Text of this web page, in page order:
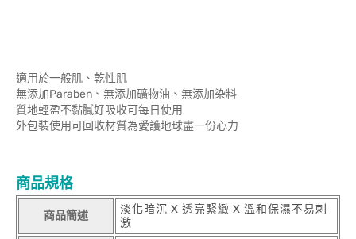
適用於一般肌、乾性肌
無添加Paraben、無添加礦物油、無添加染料
質地輕盈不黏膩好吸收可每日使用
外包裝使用可回收材質為愛護地球盡一份心力
商品規格
商品簡述
淡化暗沉 X 透亮緊緻 X 溫和保濕不易刺
激